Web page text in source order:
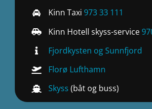
Kinn Taxi973 33 111
Kinn Hotell skyss-service
Fjordkysten og Sunnfjord
Florø Lufthamn
Skyss (båt og buss)